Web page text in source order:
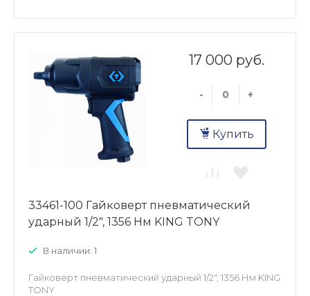
17 000 руб.
- +
Купить
33461-100 Гайковерт пневматический
ударный 1/2", 1356 Нм KING TONY
В наличии: 1
Гайковерт пневматический ударный 1/2", 1356 Нм KING
TONY